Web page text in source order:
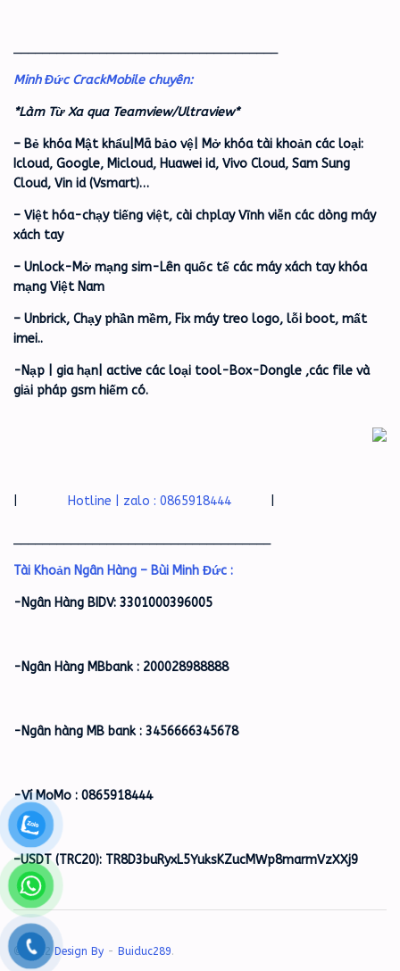
Minh Đức CrackMobile chuyên:
*Làm Từ Xa qua Teamview/Ultraview*
– Bẻ khóa Mật khẩu|Mã bảo vệ| Mở khóa tài khoản các loại:
Icloud, Google, Micloud, Huawei id, Vivo Cloud, Sam Sung
Cloud, Vin id (Vsmart)…
– Việt hóa-chạy tiếng việt, cài chplay Vĩnh viễn các dòng máy
xách tay
– Unlock-Mở mạng sim-Lên quốc tế các máy xách tay khóa
mạng Việt Nam
– Unbrick, Chạy phần mềm, Fix máy treo logo, lỗi boot, mất
imei..
-Nạp | gia hạn| active các loại tool-Box-Dongle ,các file và
giải pháp gsm hiếm có.
Hotline | zalo : 0865918444
Tài Khoản Ngân Hàng – Bùi Minh Đức :
-Ngân Hàng BIDV: 3301000396005
-Ngân Hàng MBbank : 200028988888
-Ngân hàng MB bank : 3456666345678
-Ví MoMo : 0865918444
–USDT (TRC20): TR8D3buRyxL5YuksKZucMWp8marmVzXXj9
© 2022Design By - Buiduc289.